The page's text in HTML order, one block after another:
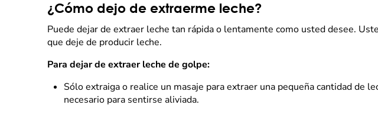
¿Cómo dejo de extraerme leche?
Puede dejar de extraer leche tan rápida o lentamente como usted desee.
que deje de producir leche.
Para dejar de extraer leche de golpe:
Sólo extraiga o realice un masaje para extraer una pequeña cantidad de
necesario para sentirse aliviada.